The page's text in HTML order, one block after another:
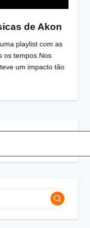
de Akon
playlist com as
os tempos.Nos
um impacto tão